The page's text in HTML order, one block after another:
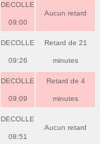
DECOLLE
09:00
Aucun retard
DECOLLE
09:26
Retard de 21
minutes
DECOLLE
09:09
Retard de 4
minutes
DECOLLE
08:51
Aucun retard